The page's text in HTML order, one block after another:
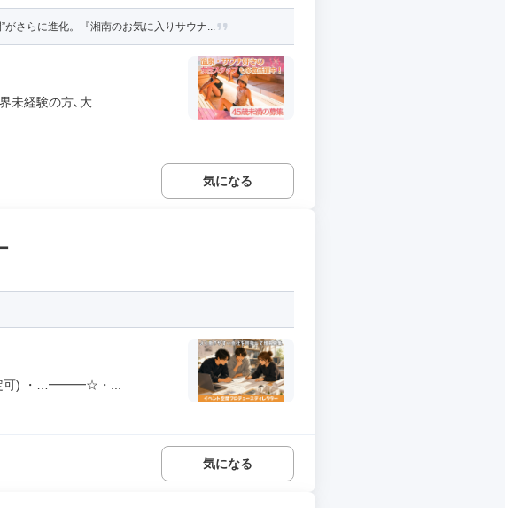
がさらに進化。『湘南のお気に入りサウナ...
未経験の方､大...
気になる
定可) ・…━━━☆・...
気になる